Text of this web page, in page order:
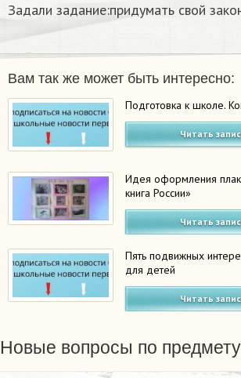
Задали задание:придумать свой
Вам так же может быть интересно:
Подготовка к школе.
Читать
Идея оформления
книга России»
Читать
Пять подвижных
для детей
Читать
Новые вопросы по